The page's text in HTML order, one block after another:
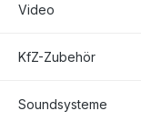
Video
KfZ-Zubehör
Soundsysteme